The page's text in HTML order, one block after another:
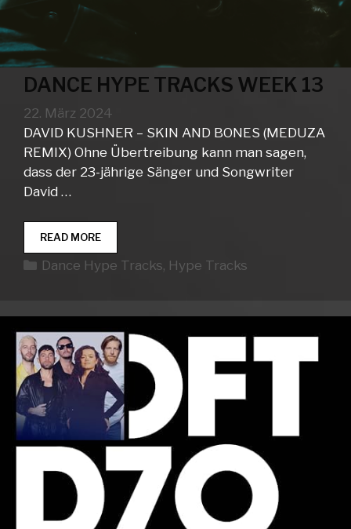
DANCE HYPE TRACKS WEEK 13
22. März 2024
DAVID KUSHNER – SKIN AND BONES (MEDUZA
REMIX) Ohne Übertreibung kann man sagen,
dass der 23-jährige Sänger und Songwriter
David …
READ MOREDANCE
HYPE
TRACKS
Kategorien
Dance Hype Tracks, Hype Tracks